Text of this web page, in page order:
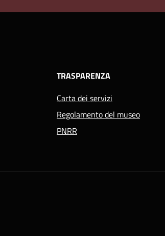
TRASPARENZA
Carta dei servizi
Regolamento del museo
PNRR